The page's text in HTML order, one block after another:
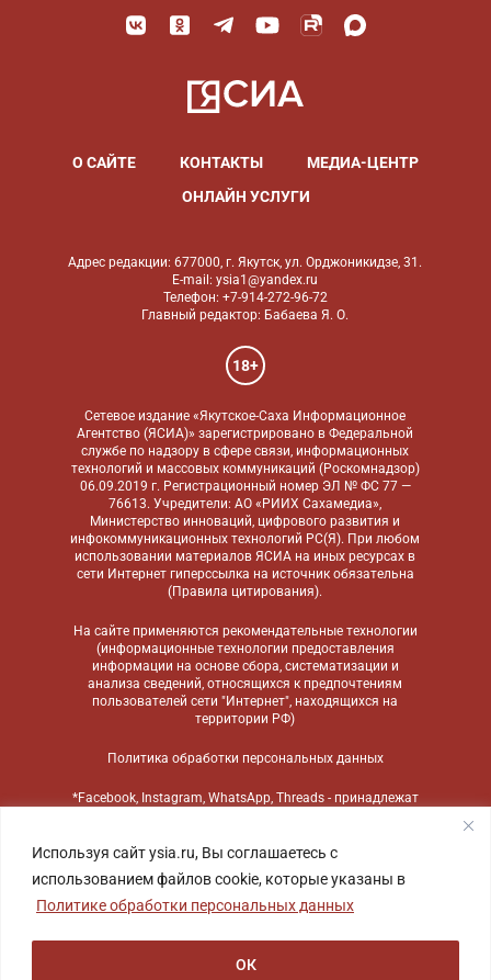
Используя сайт ysia.ru, Вы соглашаетесь с
использованием файлов cookie, которые указаны в
Политике обработки персональных данных
ОК
О САЙТЕ КОНТАКТЫ
МЕДИА-ЦЕНТР
ОНЛАЙН УСЛУГИ
Адрес редакции: 677000, г. Якутск, ул. Орджоникидзе, 31.
E-mail: ysia1@yandex.ru
Телефон: +7-914-272-96-72
Главный редактор: Бабаева Я. О.
18+
Сетевое издание «Якутское-Саха Информационное
Агентство (ЯСИА)» зарегистрировано в Федеральной
службе по надзору в сфере связи, информационных
технологий и массовых коммуникаций (Роскомнадзор)
06.09.2019 г. Регистрационный номер ЭЛ № ФС 77 —
76613. Учредители: АО «РИИХ Сахамедиа»,
Министерство инноваций, цифрового развития и
инфокоммуникационных технологий РС(Я). При любом
использовании материалов ЯСИА на иных ресурсах в
сети Интернет гиперссылка на источник обязательна
(Правила цитирования).
На сайте применяются рекомендательные технологии
(информационные технологии предоставления
информации на основе сбора, систематизации и
анализа сведений, относящихся к предпочтениям
пользователей сети "Интернет", находящихся на
территории РФ)
Политика обработки персональных данных
*Facebook, Instagram, WhatsApp, Threads - принадлежат